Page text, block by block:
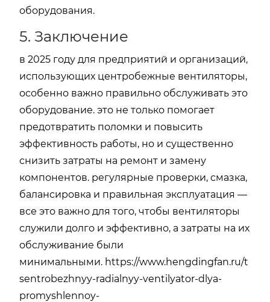
оборудования.
5. Заключение
в 2025 году для предприятий и организаций,
использующих центробежные вентиляторы,
особенно важно правильно обслуживать это
оборудование. это не только помогает
предотвратить поломки и повысить
эффективность работы, но и существенно
снизить затраты на ремонт и замену
компонентов. регулярные проверки, смазка,
балансировка и правильная эксплуатация —
все это важно для того, чтобы вентиляторы
служили долго и эффективно, а затраты на их
обслуживание были
минимальными. https://www.hengdingfan.ru/t
sentrobezhnyy-radialnyy-ventilyator-dlya-
promyshlennoy-